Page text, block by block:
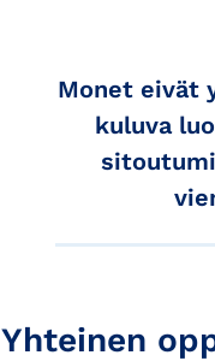
Monet eivät
kuluva
Yhteinen